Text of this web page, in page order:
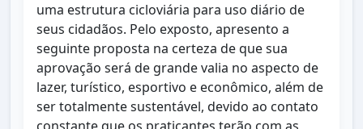
uma estrutura cicloviária para uso diário de
seus cidadãos. Pelo exposto, apresento a
seguinte proposta na certeza de que sua
aprovação será de grande valia no aspecto de
lazer, turístico, esportivo e econômico, além de
ser totalmente sustentável, devido ao contato